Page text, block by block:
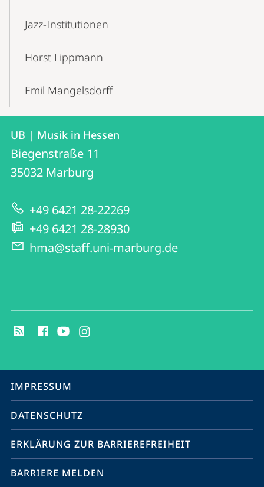
Jazz-Institutionen
Horst Lippmann
Emil Mangelsdorff
Kontakt
und
Informationen
zur
Website
Kontaktinformationen
UB
|
in
Hessen
UB | Musik in Hessen
Biegenstraße 11
35032 Marburg
+49 6421 28-22269
+49 6421 28-28930
hma@staff.uni-marburg.de
Media
Service-
Navigation
IMPRESSUM
DATENSCHUTZ
ERKLÄRUNG ZUR BARRIEREFREIHEIT
BARRIERE MELDEN